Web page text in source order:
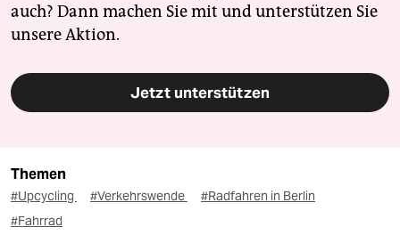
auch? Dann machen Sie mit und unterstützen Sie
unsere Aktion.
Jetzt unterstützen
Themen
#Upcycling #Verkehrswende
#Radfahren in Berlin
#Fahrrad